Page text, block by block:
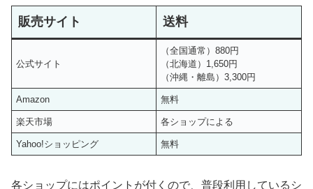
販売サイト 送料
公式サイト
（全国通常）880円
（北海道）1,650円
（沖縄・離島）3,300円
Amazon 無料
楽天市場 各ショップによる
Yahoo!ショッピング 無料
各ショップにはポイントが付くので、普段利用しているシ